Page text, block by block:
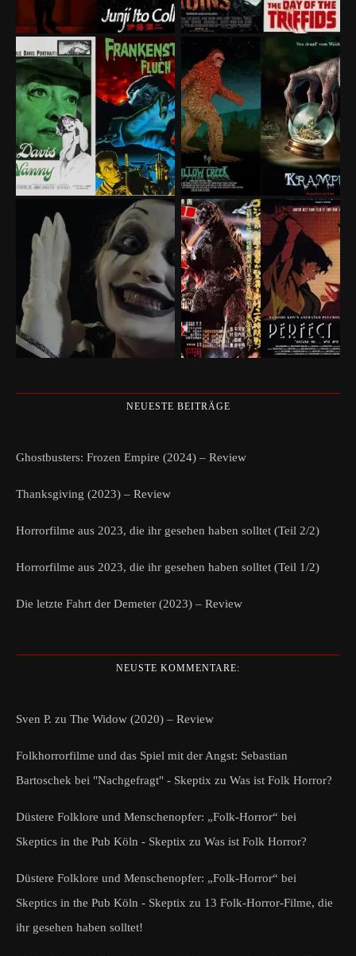
NEUESTE BEITRÄGE
Ghostbusters: Frozen Empire (2024) – Review
Thanksgiving (2023) – Review
Horrorfilme aus 2023, die ihr gesehen haben solltet (Teil 2/2)
Horrorfilme aus 2023, die ihr gesehen haben solltet (Teil 1/2)
Die letzte Fahrt der Demeter (2023) – Review
NEUSTE KOMMENTARE:
Sven P. zu The Widow (2020) – Review
Folkhorrorfilme und das Spiel mit der Angst: Sebastian
Bartoschek bei "Nachgefragt" - Skeptix zu Was ist Folk Horror?
Düstere Folklore und Menschenopfer: „Folk-Horror“ bei
Skeptics in the Pub Köln - Skeptix zu Was ist Folk Horror?
Düstere Folklore und Menschenopfer: „Folk-Horror“ bei
Skeptics in the Pub Köln - Skeptix zu 13 Folk-Horror-Filme, die
ihr gesehen haben solltet!